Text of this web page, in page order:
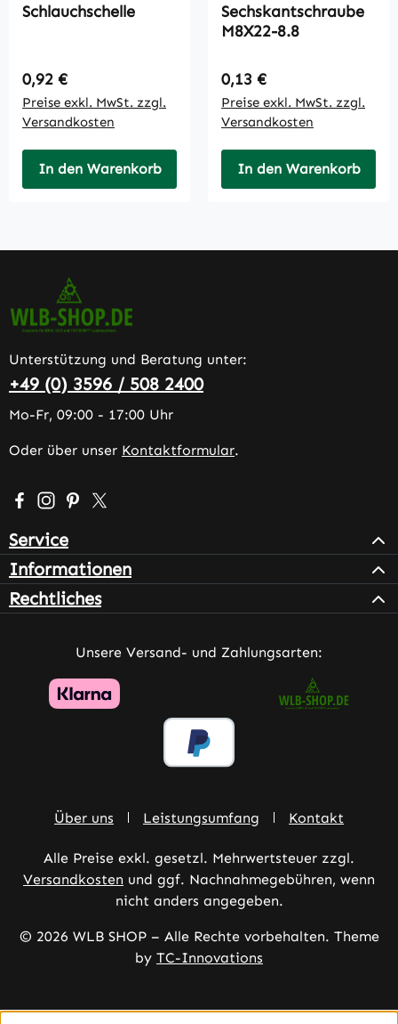
Schlauchschelle
Regulärer Preis:
0,92 €
Preise exkl. MwSt. zzgl.
Versandkosten
In den Warenkorb
Sechskantschraube
M8X22-8.8
Regulärer Preis:
0,13 €
Preise exkl. MwSt. zzgl.
Versandkosten
In den Warenkorb
Unterstützung und Beratung unter:
+49 (0) 3596 / 508 2400
Mo-Fr, 09:00 - 17:00 Uhr
Oder über unser Kontaktformular.
Besuche uns auf Facebook – öffnet in neuem Tab
Schau auf Instagram vorbei – öffnet in neuem Tab
Lass dich auf Pinterest inspirieren – öffnet in
Folge uns auf X – öffnet in neuem Tab
Service
Informationen
Rechtliches
Unsere Versand- und Zahlungsarten:
Über uns Leistungsumfang Kontakt
Alle Preise exkl. gesetzl. Mehrwertsteuer zzgl.
Versandkosten und ggf. Nachnahmegebühren, wenn
nicht anders angegeben.
© 2026 WLB SHOP – Alle Rechte vorbehalten. Theme
by TC-Innovations